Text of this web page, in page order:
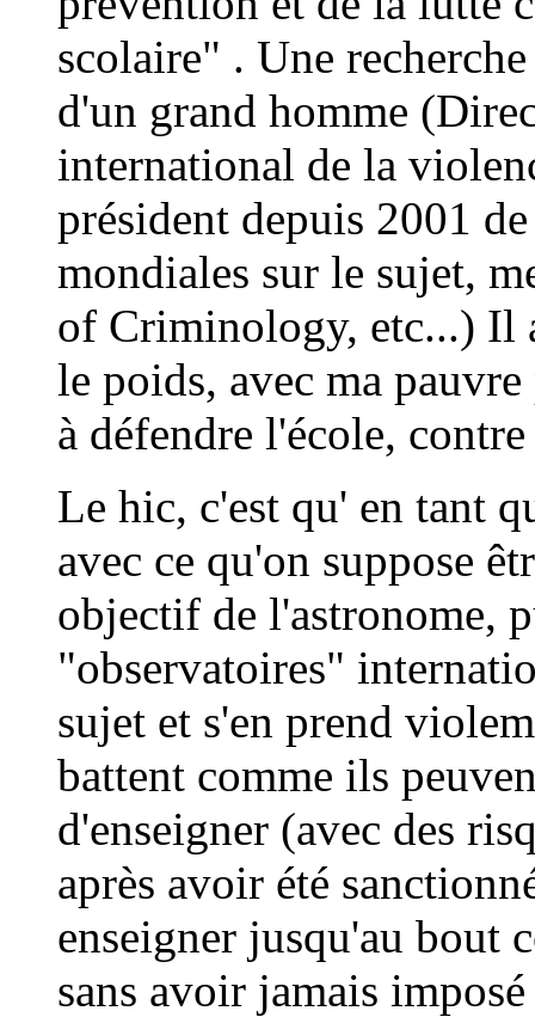
scolaire" . Une
d'un grand homme
international de la
président depuis 2001
mondiales sur le sujet,
of Criminology, etc...) Il
le poids, avec ma
à défendre l'école,
Le hic, c'est qu' en tant
avec ce qu'on suppose
objectif de l'astronome,
"observatoires"
sujet et s'en prend
battent comme ils
d'enseigner (avec des
après avoir été
enseigner jusqu'au bout
sans avoir jamais